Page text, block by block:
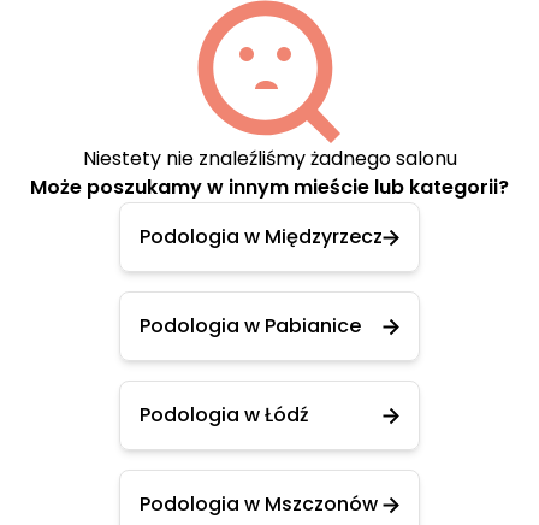
Niestety nie znaleźliśmy żadnego salonu
Może poszukamy w innym mieście lub kategorii?
Podologia w Międzyrzecz
Podologia w Pabianice
Podologia w Łódź
Podologia w Mszczonów